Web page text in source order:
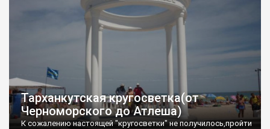
Тарханкутская кругосветка(от
Черноморского до Атлеша)
К сожалению настоящей "кругосветки" не получилось,пройти